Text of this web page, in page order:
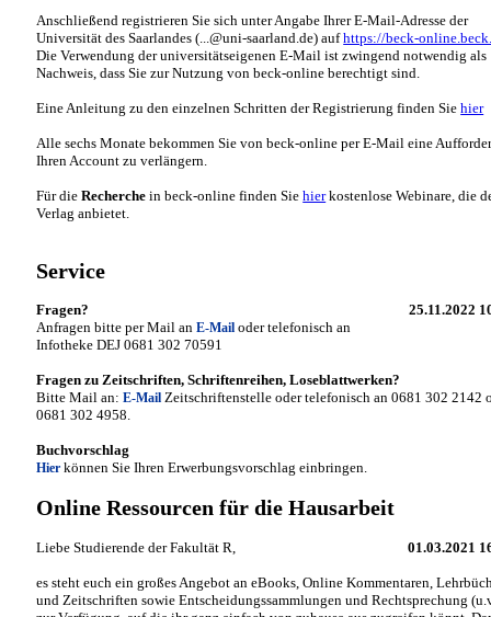
Anschließend registrieren Sie sich unter Angabe Ihrer E-Mail-Adresse der
Universität des Saarlandes (...@uni-saarland.de) aufhttps://beck-
Die Verwendung der universitätseigenen E-Mail ist zwingend notwendig als
Nachweis, dass Sie zur Nutzung von beck-online berechtigt sind.
Eine Anleitung zu den einzelnen Schritten der Registrierung finden Siehier
Alle sechs Monate bekommen Sie von beck-online per E-Mail eine
Ihren Account zu verlängern.
Für dieRecherche in beck-online finden Siehierkostenlose Webinare, die
Verlag anbietet.
Service
25.11.2022
Fragen?
Anfragen bitte per Mail anE-Mail oder telefonisch an
Infotheke DEJ 0681 302 70591
Fragen zu Zeitschriften, Schriftenreihen, Loseblattwerken?
Bitte Mail an:E-Mail Zeitschriftenstelle oder telefonisch an 0681 302 2142
0681 302 4958.
Buchvorschlag
Hier können Sie Ihren Erwerbungsvorschlag einbringen.
Online Ressourcen für die Hausarbeit
01.03.2021
Liebe Studierende der Fakultät R,
es steht euch ein großes Angebot an eBooks, Online Kommentaren,
und Zeitschriften sowie Entscheidungssammlungen und Rechtsprechung